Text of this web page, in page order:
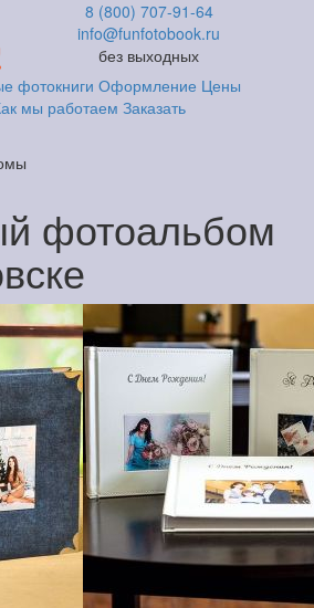
8 (800) 707-91-64
info@funfotobook.ru
без выходных
фотокниги Оформление Цены
мы работаем Заказать
фотоальбом